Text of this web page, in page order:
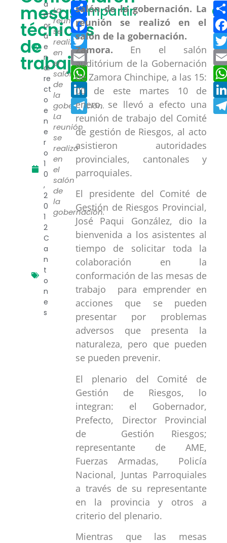
mesas
técnicas
de
trabajo
a
m
or
a
e
n
di
re
ct
o
e
n
e
r
o
1
0
,
2
0
1
2
C
a
n
t
o
n
e
s
La
reunión
se
realizó
en
el
salón
de
la
gobernación.
La
reunión
se
realizó
en
el
salón
de
la
gobernación.
Compartir:
Compartir
Facebook
Twitter
Email
WhatsApp
LinkedIn
Telegram
Zamora. En el salón
auditórium de la Gobernación
de Zamora Chinchipe, a las 15:
00 de este martes 10 de
enero, se llevó a efecto una
reunión de trabajo del Comité
de gestión de Riesgos, al acto
asistieron autoridades
provinciales, cantonales y
parroquiales.
El presidente del Comité de
Gestión de Riesgos Provincial,
José Paqui González, dio la
bienvenida a los asistentes al
tiempo de solicitar toda la
colaboración en la
conformación de las mesas de
trabajo para emprender en
acciones que se pueden
presentar por problemas
adversos que presenta la
naturaleza, pero que pueden
se pueden prevenir.
El plenario del Comité de
Gestión de Riesgos, lo
integran: el Gobernador,
Prefecto, Director Provincial
de Gestión Riesgos;
representante de AME,
Fuerzas Armadas, Policía
Nacional, Juntas Parroquiales
a través de su representante
en la provincia y otros a
criterio del plenario.
Mientras que las mesas